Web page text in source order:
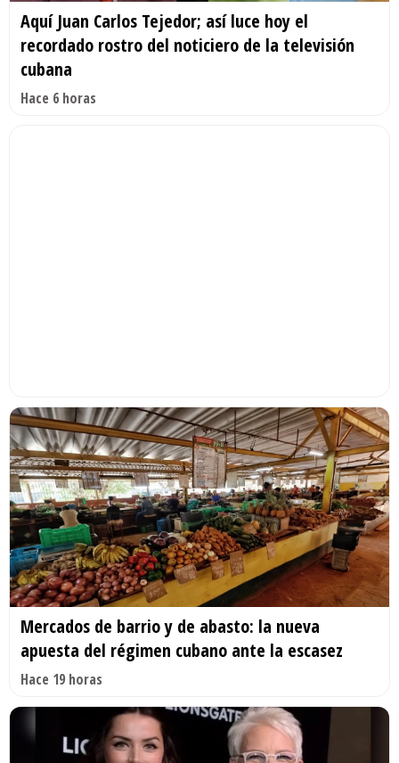
Aquí Juan Carlos Tejedor; así luce hoy el
recordado rostro del noticiero de la televisión
cubana
Hace 6 horas
Mercados de barrio y de abasto: la nueva
apuesta del régimen cubano ante la escasez
Hace 19 horas